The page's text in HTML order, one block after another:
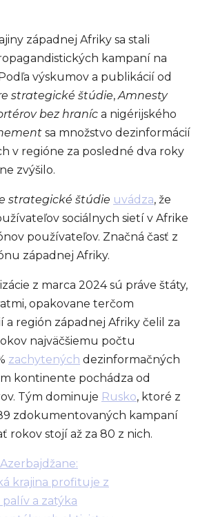
západnej Afriky sa stali
kampaní na
výskumov a publikácií od
strategické štúdie,Amnesty
bez hraníc a nigérijského
sa množstvo dezinformácií
v regióne za posledné dva roky
zvýšilo.
strategické štúdie uvádza, že
sociálnych sietí v Afrike
používateľov. Značná časť z
západnej Afriky.
z marca 2024 sú práve štáty,
opakovane terčom
a región západnej Afriky čelil za
najväčšiemu počtu
zachytených dezinformačných
kontinente pochádza od
Tým dominuje Rusko, ktoré z
zdokumentovaných kampaní
rokov stojí až za 80 z nich.
krajina profituje z
a zatýka